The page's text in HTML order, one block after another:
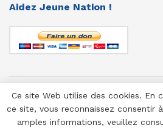
Aidez Jeune Nation !
© 1958-2025 Jeune Nation
Ce site Web utilise des cookies. En
ce site, vous reconnaissez consentir
amples informations, veuillez